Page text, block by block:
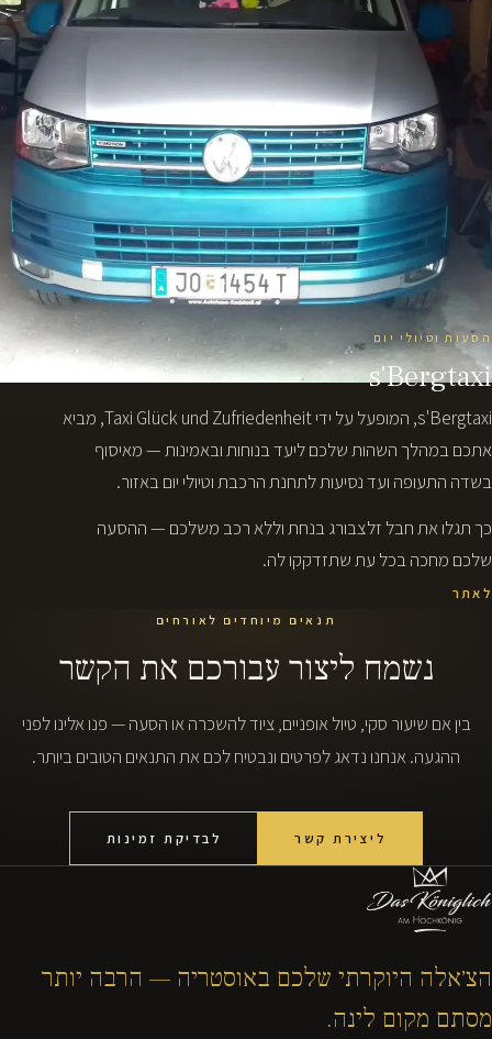
הסעות וטיולי יום
s'Bergtaxi
s'Bergtaxi, המופעל על ידי Taxi Glück und Zufriedenheit, מביא
אתכם במהלך השהות שלכם ליעד בנוחות ובאמינות — מאיסוף
בשדה התעופה ועד נסיעות לתחנת הרכבת וטיולי יום באזור.
כך תגלו את חבל זלצבורג בנחת וללא רכב משלכם — ההסעה
שלכם מחכה בכל עת שתזדקקו לה.
לאתר
תנאים מיוחדים לאורחים
נשמח ליצור עבורכם את הקשר
בין אם שיעור סקי, טיול אופניים, ציוד להשכרה או הסעה — פנו אלינו לפני
ההגעה. אנחנו נדאג לפרטים ונבטיח לכם את התנאים הטובים ביותר.
ליצירת קשר לבדיקת זמינות
הצ׳אלה היוקרתי שלכם באוסטריה — הרבה יותר
מסתם מקום לינה.